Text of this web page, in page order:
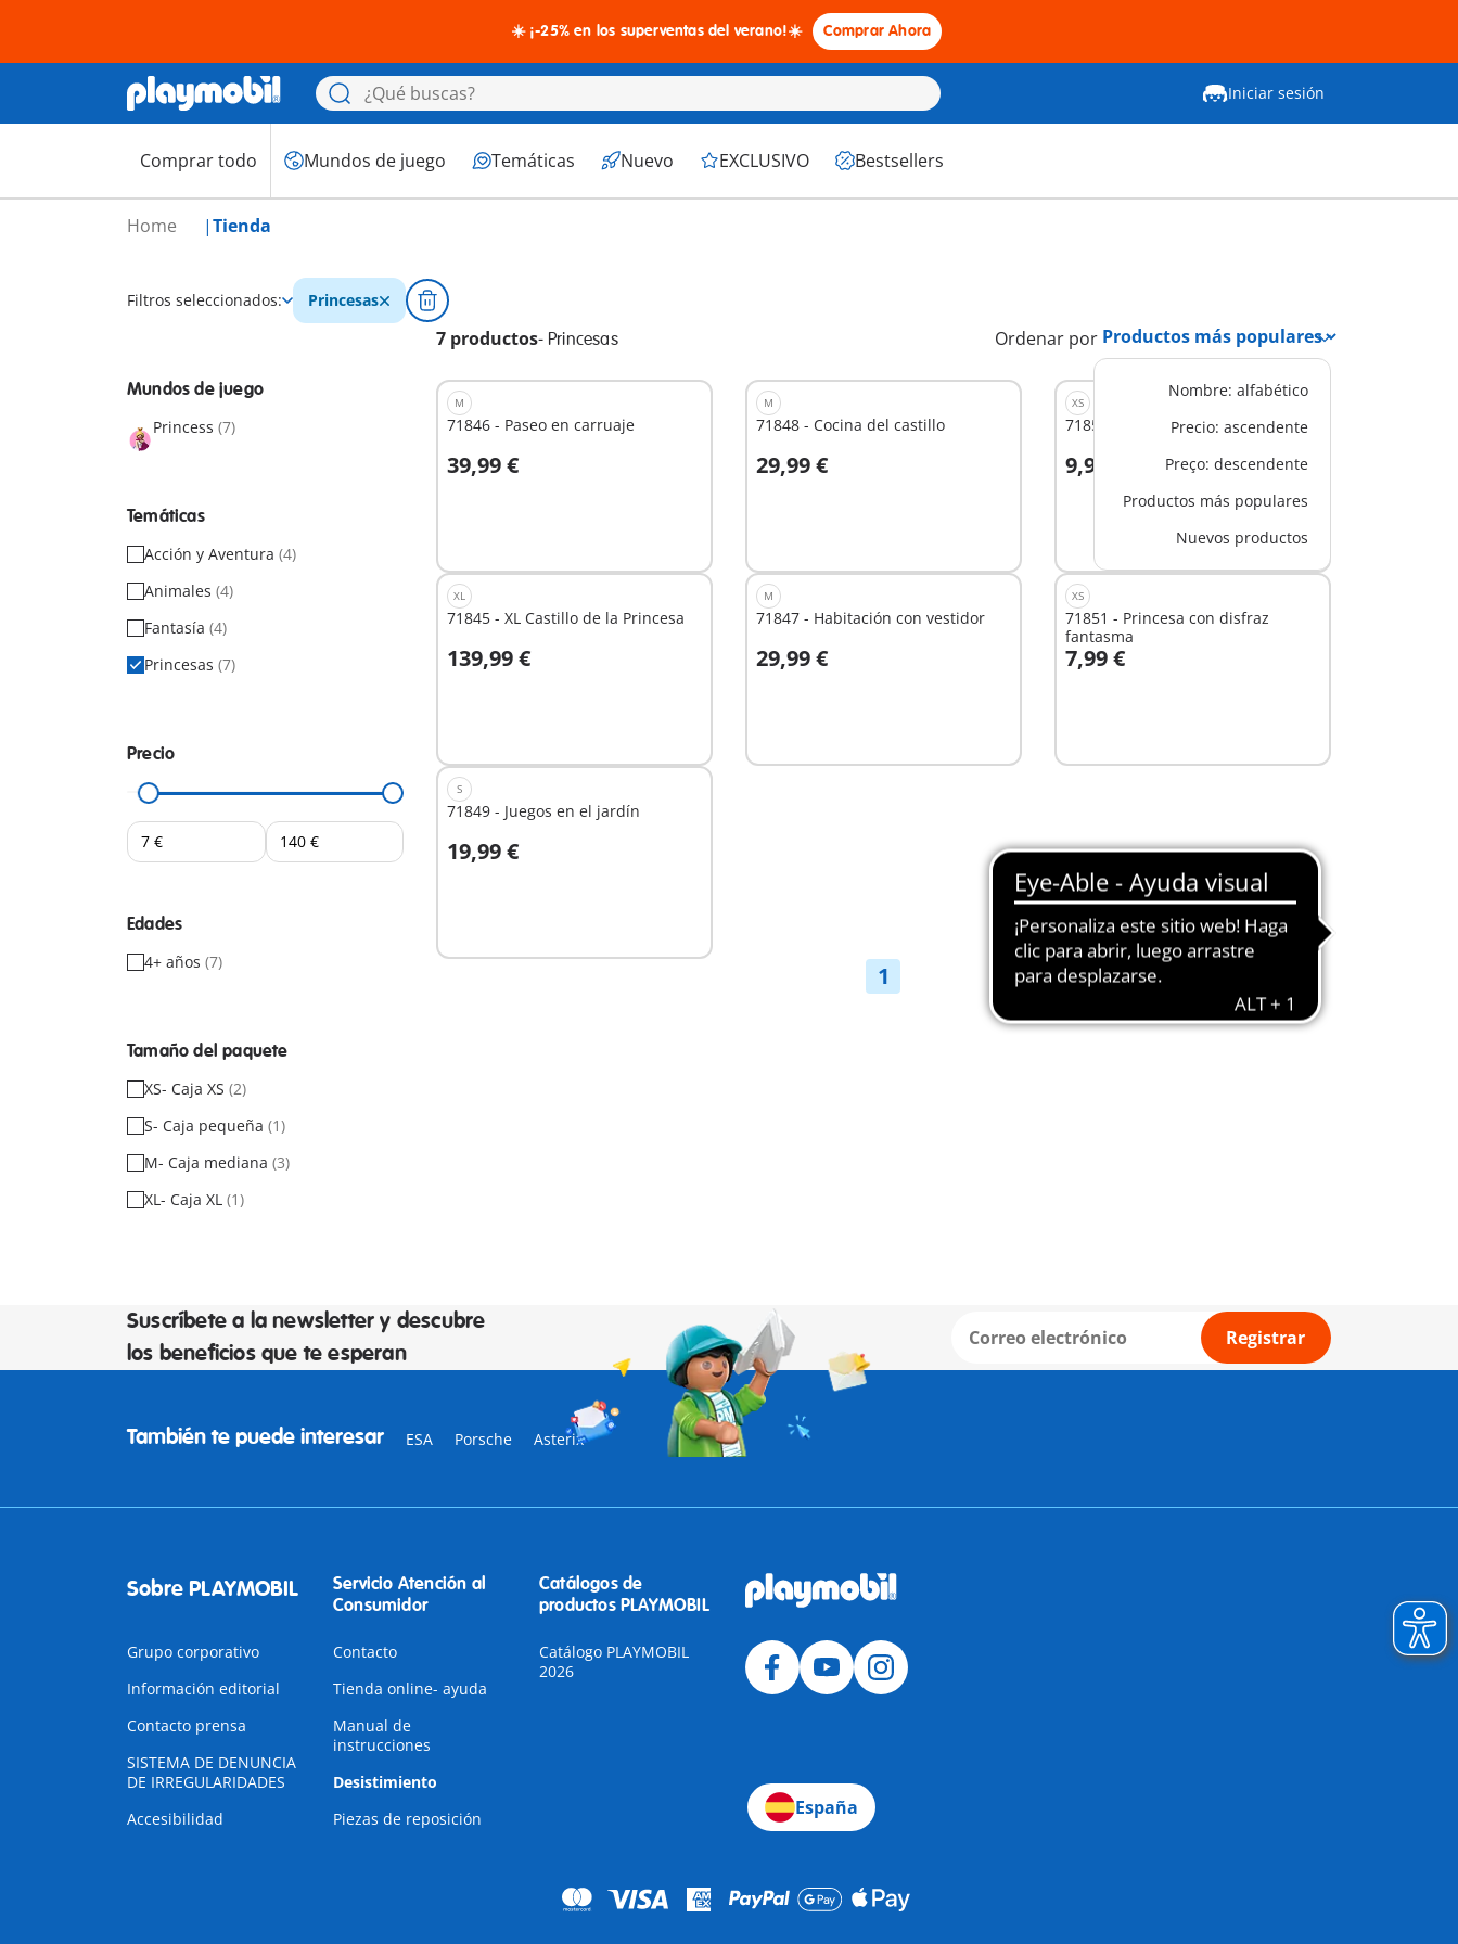
☀️ ¡-25% en los superventas del verano!☀️ Comprar Ahora
Iniciar sesión
Comprar todo Mundos de juego Temáticas Nuevo EXCLUSIVO Bestsellers
Home Tienda
Filtros seleccionados: Princesas
7 productos- Princesas Ordenar por
Nombre: alfabético
Precio: ascendente
Preço: descendente
Productos más populares
Nuevos productos
Mundos de juego
Princess (7)
Temáticas
Acción y Aventura (4)
Animales (4)
Fantasía (4)
Princesas (7)
Precio
Edades
4+ años (7)
Tamaño del paquete
XS- Caja XS (2)
S- Caja pequeña (1)
M- Caja mediana (3)
XL- Caja XL (1)
M
71846 - Paseo en carruaje
39,99 €
A la cesta
M
71848 - Cocina del castillo
29,99 €
A la cesta
XS
71850 - Baño Real
9,99 €
XL
71845 - XL Castillo de la Princesa
139,99 €
A la cesta
M
71847 - Habitación con vestidor
29,99 €
A la cesta
XS
71851 - Princesa con disfraz
fantasma
7,99 €
A la cesta
S
71849 - Juegos en el jardín
19,99 €
A la cesta
1
Suscríbete a la newsletter y descubre
los beneficios que te esperan
Registrar
También te puede interesar ESA Porsche Asterix
Sobre PLAYMOBIL
Grupo corporativo
Información editorial
Contacto prensa
SISTEMA DE DENUNCIA
DE IRREGULARIDADES
Accesibilidad
Servicio Atención al
Consumidor
Contacto
Tienda online- ayuda
Manual de
instrucciones
Desistimiento
Piezas de reposición
Catálogos de
productos PLAYMOBIL
Catálogo PLAYMOBIL
2026
España